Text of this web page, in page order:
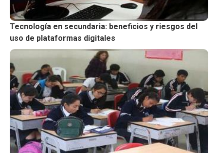
Tecnología en secundaria: beneficios y riesgos del
uso de plataformas digitales